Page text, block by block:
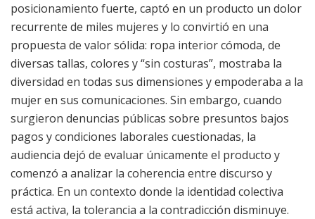
posicionamiento fuerte, captó en un producto un dolor
recurrente de miles mujeres y lo convirtió en una
propuesta de valor sólida: ropa interior cómoda, de
diversas tallas, colores y “sin costuras”, mostraba la
diversidad en todas sus dimensiones y empoderaba a la
mujer en sus comunicaciones. Sin embargo, cuando
surgieron denuncias públicas sobre presuntos bajos
pagos y condiciones laborales cuestionadas, la
audiencia dejó de evaluar únicamente el producto y
comenzó a analizar la coherencia entre discurso y
práctica. En un contexto donde la identidad colectiva
está activa, la tolerancia a la contradicción disminuye.